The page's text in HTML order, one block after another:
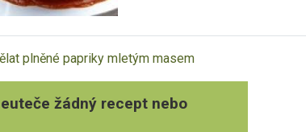
plněné papriky mletým masem
žádný recept nebo